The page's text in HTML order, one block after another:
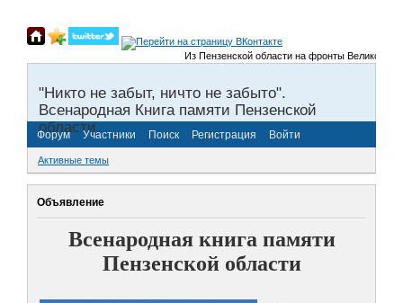
Из Пензенской области на фронты Великой
"Никто не забыт, ничто не забыто".
Всенародная Книга памяти Пензенской
области.
Форум Участники Поиск Регистрация Войти
Активные темы
Объявление
Всенародная книга памяти
Пензенской области